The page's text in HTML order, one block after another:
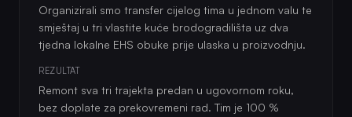
Organizirali smo transfer cijelog tima u jednom valu te
smještaj u tri vlastite kuće brodogradilišta uz dva
tjedna lokalne EHS obuke prije ulaska u proizvodnju.
REZULTAT
Remont sva tri trajekta predan u ugovornom roku,
bez doplate za prekovremeni rad. Tim je 100 %